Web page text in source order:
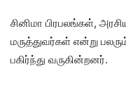
சினிமா பிரபலங்கள்,
மருத்துவர்கள் என்று
பகிர்ந்து வருகின்றனர்.